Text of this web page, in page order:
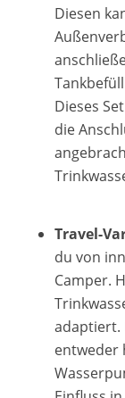
Diesen
Dieses
die
Travel-
du von
Camper.
adaptiert.
entweder